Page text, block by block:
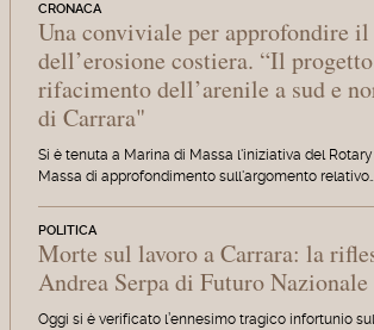
CRONACA
Una conviviale per approfondire il
dell’erosione costiera. “Il
rifacimento dell’arenile a sud e
di Carrara"
Si è tenuta a Marina di Massa l'iniziativa del
Massa di approfondimento sull'argomento relativo…
POLITICA
Morte sul lavoro a Carrara: la
Andrea Serpa di Futuro Nazionale
Oggi si è verificato l’ennesimo tragico infortunio